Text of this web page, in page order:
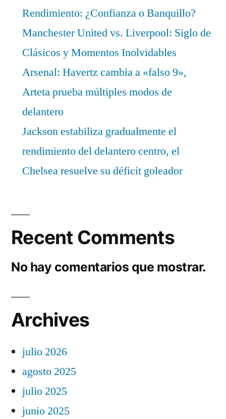
Rendimiento: ¿Confianza o Banquillo?
Manchester United vs. Liverpool: Siglo de
Clásicos y Momentos Inolvidables
Arsenal: Havertz cambia a «falso 9»,
Arteta prueba múltiples modos de
delantero
Jackson estabiliza gradualmente el
rendimiento del delantero centro, el
Chelsea resuelve su déficit goleador
Recent Comments
No hay comentarios que mostrar.
Archives
julio 2026
agosto 2025
julio 2025
junio 2025